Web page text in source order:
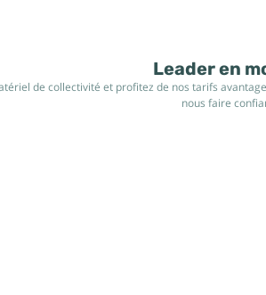
Leader en
de collectivité et profitez de nos tarifs
nous faire